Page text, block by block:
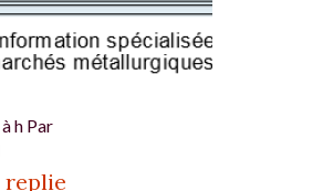
h Par
replie